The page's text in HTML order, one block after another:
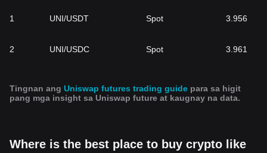
1 UNI/USDT Spot 3.956
2 UNI/USDC Spot 3.961
Tingnan ang Uniswap futures trading guide para sa higit
pang mga insight sa Uniswap future at kaugnay na data.
Where is the best place to buy crypto like